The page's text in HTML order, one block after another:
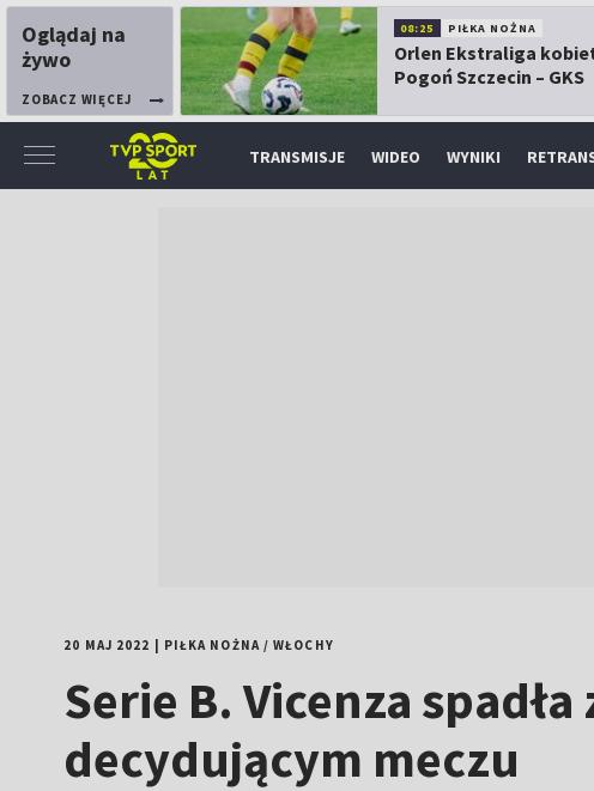
Oglądaj na
żywo
ZOBACZ WIĘCEJ
08:25 PIŁKA NOŻNA
Orlen Ekstraliga
Pogoń Szczecin – GKS
TRANSMISJE WIDEO WYNIKI
20 MAJ 2022 PIŁKA NOŻNA/WŁOCHY
Serie B. Vicenza
decydującym meczu